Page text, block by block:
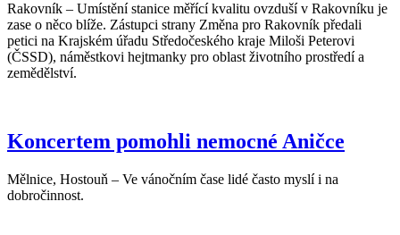
Rakovník – Umístění stanice měřící kvalitu ovzduší v Rakovníku je
zase o něco blíže. Zástupci strany Změna pro Rakovník předali
petici na Krajském úřadu Středočeského kraje Miloši Peterovi
(ČSSD), náměstkovi hejtmanky pro oblast životního prostředí a
zemědělství.
Koncertem pomohli nemocné Aničce
Mělnice, Hostouň – Ve vánočním čase lidé často myslí i na
dobročinnost.